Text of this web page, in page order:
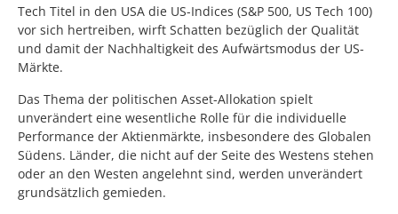
Tech Titel in den USA die US-Indices (S&P 500, US Tech 100)
vor sich hertreiben, wirft Schatten bezüglich der Qualität
und damit der Nachhaltigkeit des Aufwärtsmodus der US-
Märkte.
Das Thema der politischen Asset-Allokation spielt
unverändert eine wesentliche Rolle für die individuelle
Performance der Aktienmärkte, insbesondere des Globalen
Südens. Länder, die nicht auf der Seite des Westens stehen
oder an den Westen angelehnt sind, werden unverändert
grundsätzlich gemieden.